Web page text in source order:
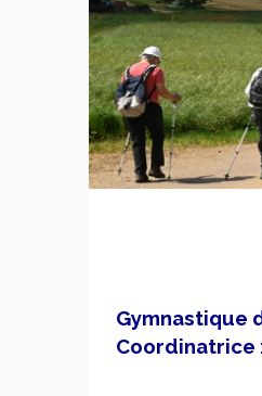
Gymnastique
Coordinatrice